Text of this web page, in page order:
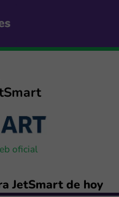
oficial
JetSmart de hoy